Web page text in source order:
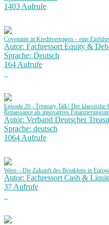
1403 Aufrufe
Covenants in Kreditverträgen – eine
Autor: Fachressort Equity &
Sprache: Deutsch
164 Aufrufe
Episode 20 - Treasury Talk! Der klassische
Renaissance als innovatives
Autor: Verband Deutscher
Sprache: deutsch
1064 Aufrufe
Wero – Die Zukunft des Bezahlens in
Autor: Fachressort Cash &
37 Aufrufe